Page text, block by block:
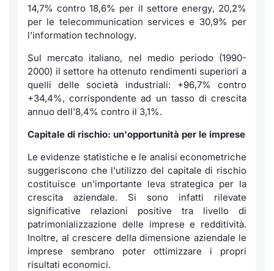
14,7% contro 18,6% per il settore energy, 20,2%
per le telecommunication services e 30,9% per
l'information technology.
Sul mercato italiano, nel medio periodo (1990-
2000) il settore ha ottenuto rendimenti superiori a
quelli delle società industriali: +96,7% contro
+34,4%, corrispondente ad un tasso di crescita
annuo dell'8,4% contro il 3,1%.
Capitale di rischio: un'opportunità per le imprese
Le evidenze statistiche e le analisi econometriche
suggeriscono che l'utilizzo del capitale di rischio
costituisce un'importante leva strategica per la
crescita
aziendale. Si sono infatti rilevate
significative relazioni positive tra livello di
patrimonializzazione delle imprese e redditività.
Inoltre, al crescere della dimensione aziendale le
imprese sembrano poter ottimizzare i propri
risultati economici.